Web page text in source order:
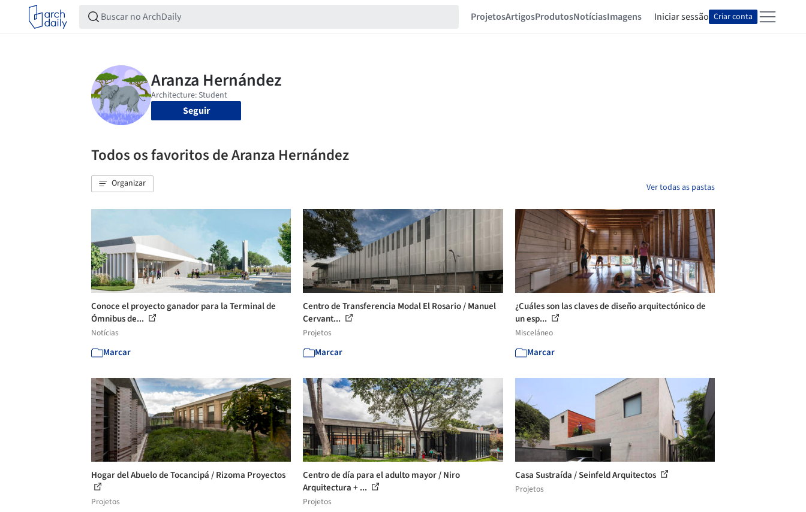
ProjetosArtigosProdutosNotíciasImagens Iniciar sessão Criar conta
Seguir
Todos os favoritos de Aranza Hernández
Organizar Ver todas as pastas
Conoce el proyecto ganador para la Terminal de
Ómnibus de...
Notícias
Marcar
Centro de Transferencia Modal El Rosario / Manuel
Cervant...
Projetos
Marcar
¿Cuáles son las claves de diseño arquitectónico de
un esp...
Misceláneo
Marcar
Hogar del Abuelo de Tocancipá / Rizoma Proyectos
Projetos
Centro de día para el adulto mayor / Niro
Arquitectura + ...
Projetos
Casa Sustraída / Seinfeld Arquitectos
Projetos